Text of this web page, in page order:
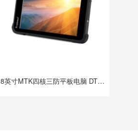
8英寸MTK四核三防平板电脑 DTZ-M0806E